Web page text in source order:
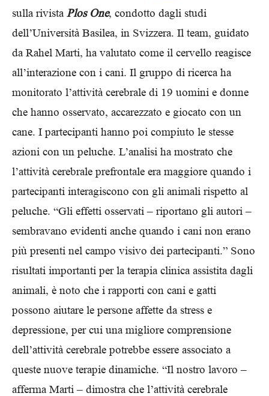
sulla rivista Plos One, condotto dagli studi
dell’Università Basilea, in Svizzera. Il team, guidato
da Rahel Marti, ha valutato come il cervello reagisce
all’interazione con i cani. Il gruppo di ricerca ha
monitorato l’attività cerebrale di 19 uomini e donne
che hanno osservato, accarezzato e giocato con un
cane. I partecipanti hanno poi compiuto le stesse
azioni con un peluche. L’analisi ha mostrato che
l’attività cerebrale prefrontale era maggiore quando i
partecipanti interagiscono con gli animali rispetto al
peluche. “Gli effetti osservati – riportano gli autori –
sembravano evidenti anche quando i cani non erano
più presenti nel campo visivo dei partecipanti.” Sono
risultati importanti per la terapia clinica assistita dagli
animali, è noto che i rapporti con cani e gatti
possono aiutare le persone affette da stress e
depressione, per cui una migliore comprensione
dell’attività cerebrale potrebbe essere associato a
queste nuove terapie dinamiche. “Il nostro lavoro –
afferma Marti – dimostra che l’attività cerebrale